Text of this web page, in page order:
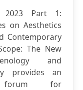
2023 Part 1:
on Aesthetics
Contemporary
The New
and
provides an
forum for